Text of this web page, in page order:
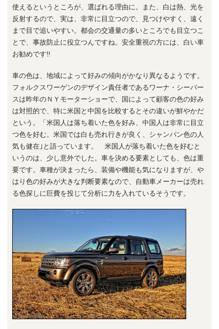
使えるというところが、選ばれる理由に。また、白は熱、光を
反射するので、実は、非常に目立つので、見つけやすく、遠く
まで目で追いやすい。都会の交通量の多いところでも目立つこ
とで、事故防止に役立つんですね。安全重視の方には、白い車
お勧めです!!
車の色は、地域によって好みの傾向がかなり異なるようです。
フォルクスワーゲンのデザイン責任者であるワーナ・シーパー
スは昨年のＮＹモーターショーで、国によって顧客の色の好み
は対照的で、特に米国と中国を比較するとその違いが鮮やかだ
という。「米国人は落ち着いた色を好み、中国人は非常に目立
つ色を好む。米国では白も売れ行きが良く、シャンパン色の人
気も健在｣と語っています。 米国人が落ち着いた色を好むと
いうのは、少し意外でした。車を決める要素としても、色は重
要です。車種が決まったら、装備や機能も気になりますが、や
はり色の好みが大きな判断要素なので、自動車メーカーは売れ
る色探しに巨費を投じて分析に力を入れているそうです。